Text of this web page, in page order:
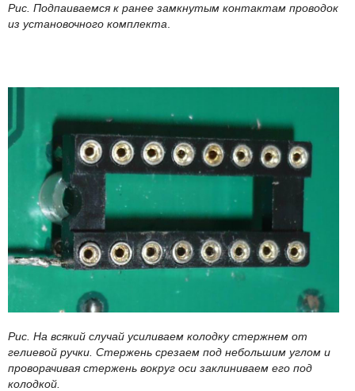
Рис. Подпаиваемся к ранее замкнутым контактам проводок
из установочного комплекта
Рис. На всякий случай усиливаем колодку стержнем от
гелиевой ручки. Стержень срезаем под небольшим углом и
проворачивая стержень вокруг оси заклиниваем его под
колодкой.